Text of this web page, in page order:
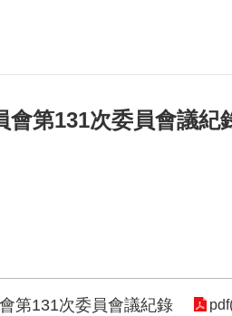
會第131次委員會議紀
第131次委員會議紀錄